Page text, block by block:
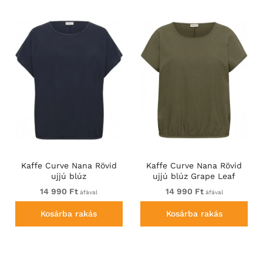
Kaffe Curve Nana Rövid
ujjú blúz
14 990 Ft áfával
Kosárba rakás
Kaffe Curve Nana Rövid
ujjú blúz Grape Leaf
14 990 Ftáfával
Kosárba rakás